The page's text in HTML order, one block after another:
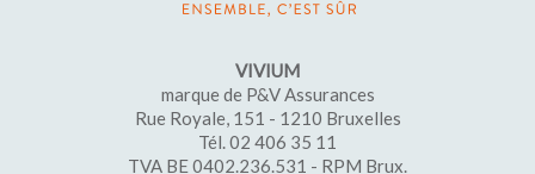
VIVIUM
marque de P&V Assurances
Rue Royale, 151 - 1210 Bruxelles
Tél. 02 406 35 11
TVA BE 0402.236.531 - RPM Brux.